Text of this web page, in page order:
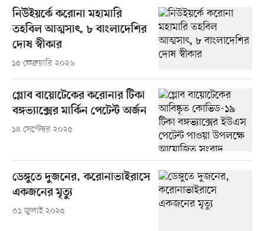
নিউইয়র্কে করোনা মহামারি
তহবিল আত্মসাৎ, ৮ বাংলাদেশির
দোষ স্বীকার
১৫ ফেব্রুয়ারি ২০২৬
গ্লোব বায়োটেকের করোনার টিকা
বঙ্গভ্যাক্সের মার্কিন পেটেন্ট অর্জন
১৪ সেপ্টেম্বর ২০২৫
ডেঙ্গুতে দুজনের, করোনাভাইরাসে
একজনের মৃত্যু
৩১ জুলাই ২০২৫